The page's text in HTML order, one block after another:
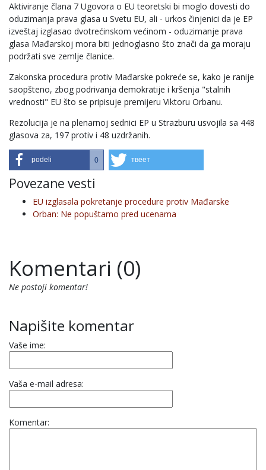
Aktiviranje člana 7 Ugovora o EU teoretski bi moglo dovesti do
oduzimanja prava glasa u Svetu EU, ali - urkos činjenici da je EP
izveštaj izglasao dvotrećinskom većinom - oduzimanje prava
glasa Mađarskoj mora biti jednoglasno što znači da ga moraju
podržati sve zemlje članice.
Zakonska procedura protiv Mađarske pokreće se, kako je ranije
saopšteno, zbog podrivanja demokratije i kršenja "stalnih
vrednosti" EU što se pripisuje premijeru Viktoru Orbanu.
Rezolucija je na plenarnoj sednici EP u Strazburu usvojila sa 448
glasova za, 197 protiv i 48 uzdržanih.
podeli 0 твеет
Povezane vesti
EU izglasala pokretanje procedure protiv Mađarske
Orban: Ne popuštamo pred ucenama
Komentari (0)
Ne postoji komentar!
Napišite komentar
Vaše ime:
Vaša e-mail adresa:
Komentar: